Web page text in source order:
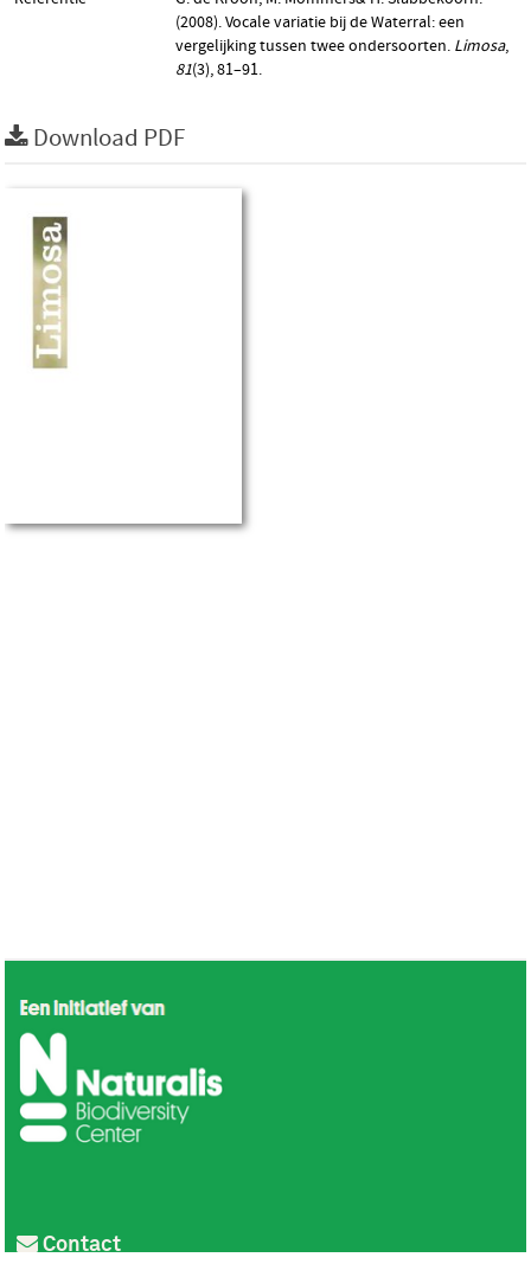
(2008). Vocale variatie bij de Waterral: een
vergelijking tussen twee ondersoorten. Limosa,
81(3), 81–91.
Download PDF
Contact